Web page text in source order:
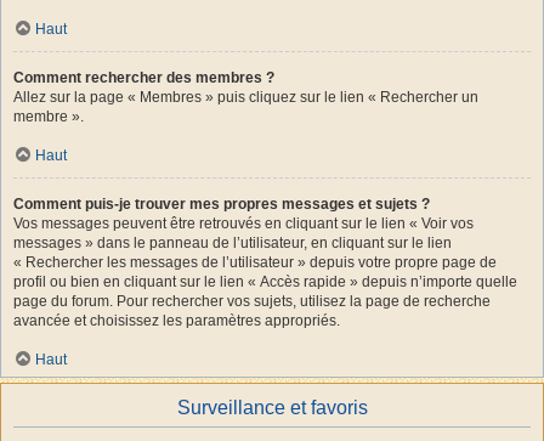
Haut
Comment rechercher des membres ?
Allez sur la page « Membres » puis cliquez sur le lien « Rechercher un
membre ».
Haut
Comment puis-je trouver mes propres messages et sujets ?
Vos messages peuvent être retrouvés en cliquant sur le lien « Voir vos
messages » dans le panneau de l’utilisateur, en cliquant sur le lien
« Rechercher les messages de l’utilisateur » depuis votre propre page de
profil ou bien en cliquant sur le lien « Accès rapide » depuis n’importe quelle
page du forum. Pour rechercher vos sujets, utilisez la page de recherche
avancée et choisissez les paramètres appropriés.
Haut
Surveillance et favoris